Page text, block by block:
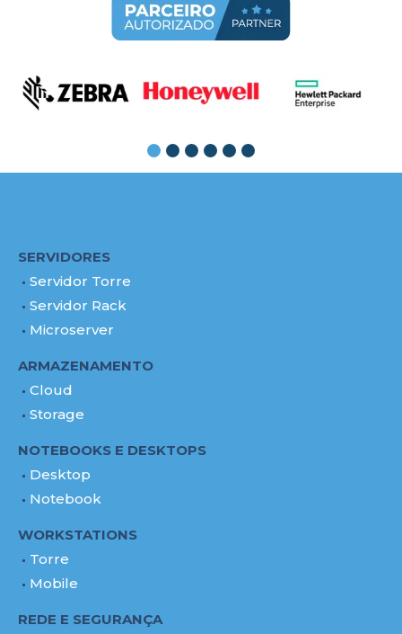
SERVIDORES
Servidor Torre
Servidor Rack
Microserver
ARMAZENAMENTO
Cloud
Storage
NOTEBOOKS E DESKTOPS
Desktop
Notebook
WORKSTATIONS
Torre
Mobile
REDE E SEGURANÇA